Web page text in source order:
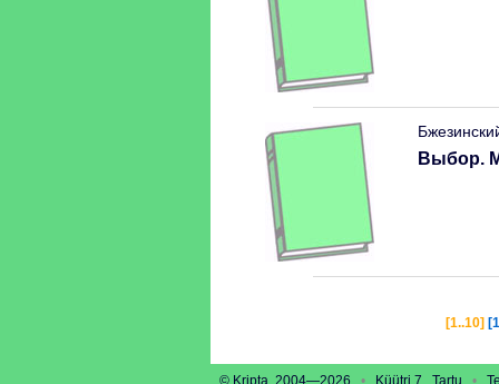
Выбор.
[1..10]
© Kripta, 2004—2026 • Küütri 7, Tartu •